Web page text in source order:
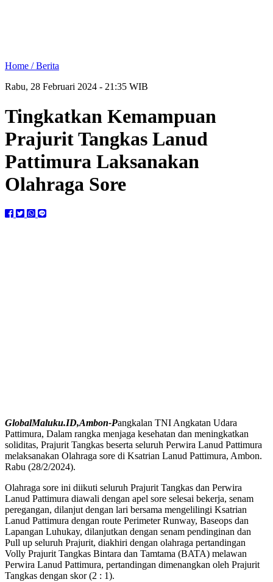
Home /Berita
Rabu, 28 Februari 2024 - 21:35 WIB
Tingkatkan Kemampuan
Prajurit Tangkas Lanud
Pattimura Laksanakan
Olahraga Sore
GlobalMaluku.ID,Ambon-Pangkalan TNI Angkatan Udara
Pattimura, Dalam rangka menjaga kesehatan dan meningkatkan
soliditas, Prajurit Tangkas beserta seluruh Perwira Lanud Pattimura
melaksanakan Olahraga sore di Ksatrian Lanud Pattimura, Ambon.
Rabu (28/2/2024).
Olahraga sore ini diikuti seluruh Prajurit Tangkas dan Perwira
Lanud Pattimura diawali dengan apel sore selesai bekerja, senam
peregangan, dilanjut dengan lari bersama mengelilingi Ksatrian
Lanud Pattimura dengan route Perimeter Runway, Baseops dan
Lapangan Luhukay, dilanjutkan dengan senam pendinginan dan
Pull up seluruh Prajurit, diakhiri dengan olahraga pertandingan
Volly Prajurit Tangkas Bintara dan Tamtama (BATA) melawan
Perwira Lanud Pattimura, pertandingan dimenangkan oleh Prajurit
Tangkas dengan skor (2 : 1).